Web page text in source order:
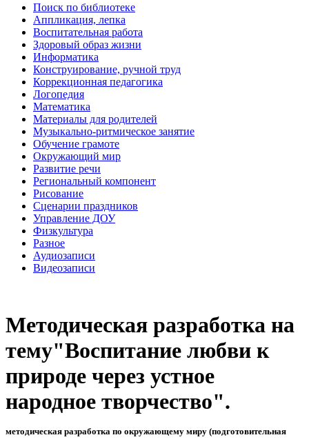
Поиск по библиотеке
Аппликация, лепка
Воспитательная работа
Здоровый образ жизни
Информатика
Конструирование, ручной труд
Коррекционная педагогика
Логопедия
Математика
Материалы для родителей
Музыкально-ритмическое занятие
Обучение грамоте
Окружающий мир
Развитие речи
Региональный компонент
Рисование
Сценарии праздников
Управление ДОУ
Физкультура
Разное
Аудиозаписи
Видеозаписи
Методическая разработка на
тему"Воспитание любви к
природе через устное
народное творчество".
методическая разработка по окружающему миру (подготовительная